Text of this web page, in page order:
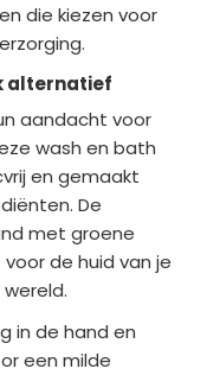
die kiezen voor
alternatief
aandacht voor
wash en bath
en gemaakt
De
met groene
de huid van je
in de hand en
een milde